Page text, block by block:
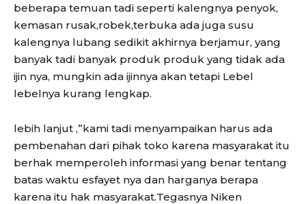
beberapa temuan tadi seperti kalengnya penyok,
kemasan rusak,robek,terbuka ada juga susu
kalengnya lubang sedikit akhirnya berjamur, yang
banyak tadi banyak produk produk yang tidak ada
ijin nya, mungkin ada ijinnya akan tetapi Lebel
lebelnya kurang lengkap.
lebih lanjut ,”kami tadi menyampaikan harus ada
pembenahan dari pihak toko karena masyarakat itu
berhak memperoleh informasi yang benar tentang
batas waktu esfayet nya dan harganya berapa
karena itu hak masyarakat.Tegasnya Niken